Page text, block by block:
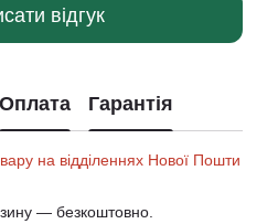
відгук
Оплата Гарантія
на відділеннях Нової Пошти
— безкоштовно.